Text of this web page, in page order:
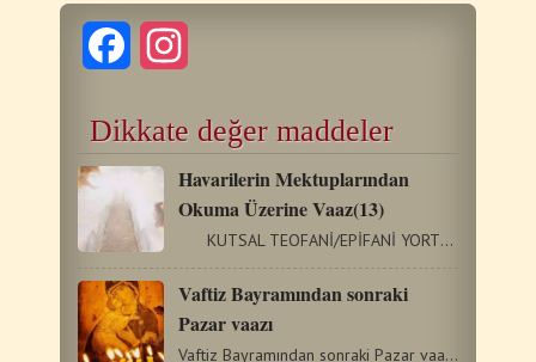
Facebook
Dikkate değer maddeler
Havarilerin Mektuplarından
Okuma Üzerine Vaaz(13)
KUTSAL TEOFANİ/EPİFANİ YORTUSU 6/1/2019 (Titus 2:11-14;…
Vaftiz Bayramından sonraki
Pazar vaazı
Vaftiz Bayramından sonraki Pazar vaazı G ö r ü n e n N…